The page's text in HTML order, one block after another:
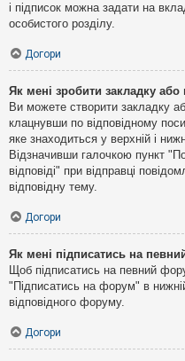
і підписок можна задати на
особистого розділу.
Догори
Як мені зробити закладку
Ви можете створити закладку
клацнувши по відповідному
яке знаходиться у верхній і
Відзначивши галочкою пункт
відповіді" при відправці
відповідну тему.
Догори
Як мені підписатись на
Щоб підписатись на певний
"Підписатись на форум" в
відповідного форуму.
Догори